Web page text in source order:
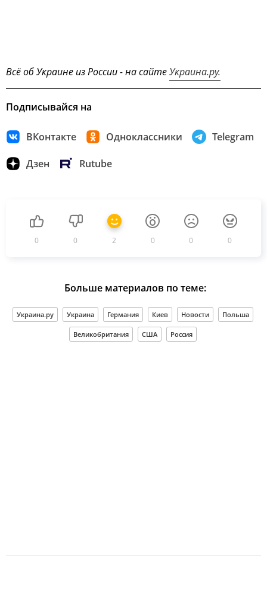
Всё об Украине из России - на сайтеУкраина.ру.
Подписывайся на
ВКонтакте Одноклассники Telegram
Дзен Rutube
0 0 2 0 0 0
Больше материалов по теме:
Украина.ру Украина Германия Киев Новости Польша
Великобритания США Россия